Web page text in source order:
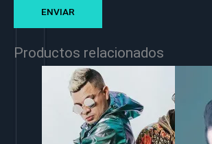
Productos relacionados